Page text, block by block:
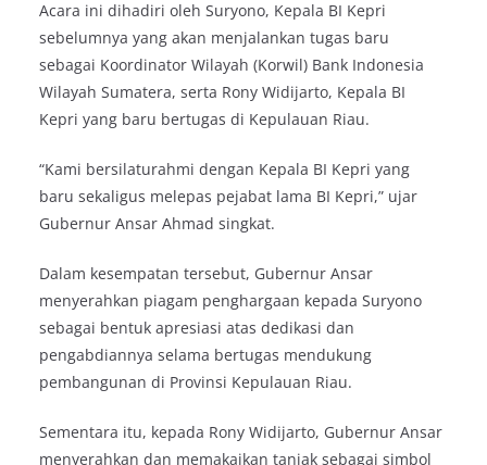
Acara ini dihadiri oleh Suryono, Kepala BI Kepri
sebelumnya yang akan menjalankan tugas baru
sebagai Koordinator Wilayah (Korwil) Bank Indonesia
Wilayah Sumatera, serta Rony Widijarto, Kepala BI
Kepri yang baru bertugas di Kepulauan Riau.
“Kami bersilaturahmi dengan Kepala BI Kepri yang
baru sekaligus melepas pejabat lama BI Kepri,” ujar
Gubernur Ansar Ahmad singkat.
Dalam kesempatan tersebut, Gubernur Ansar
menyerahkan piagam penghargaan kepada Suryono
sebagai bentuk apresiasi atas dedikasi dan
pengabdiannya selama bertugas mendukung
pembangunan di Provinsi Kepulauan Riau.
Sementara itu, kepada Rony Widijarto, Gubernur Ansar
menyerahkan dan memakaikan tanjak sebagai simbol